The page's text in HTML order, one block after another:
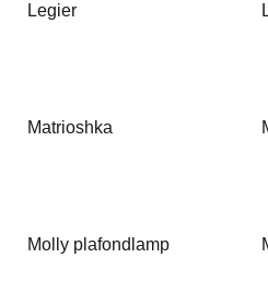
Legier
Matrioshka
Molly plafondlamp